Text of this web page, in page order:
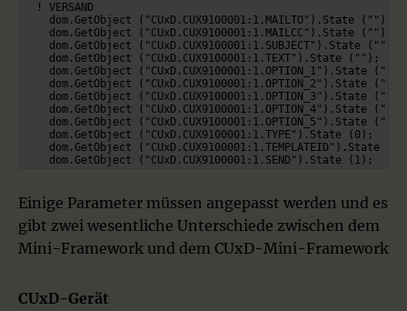
  ! VERSAND
    dom.GetObject ("CUxD.CUX9100001:1.MAILTO").State ("");
    dom.GetObject ("CUxD.CUX9100001:1.MAILCC").State ("");
    dom.GetObject ("CUxD.CUX9100001:1.SUBJECT").State ("");
    dom.GetObject ("CUxD.CUX9100001:1.TEXT").State ("");
    dom.GetObject ("CUxD.CUX9100001:1.OPTION_1").State ("");
    dom.GetObject ("CUxD.CUX9100001:1.OPTION_2").State ("");
    dom.GetObject ("CUxD.CUX9100001:1.OPTION_3").State ("");
    dom.GetObject ("CUxD.CUX9100001:1.OPTION_4").State ("");
    dom.GetObject ("CUxD.CUX9100001:1.OPTION_5").State ("");
    dom.GetObject ("CUxD.CUX9100001:1.TYPE").State (0);
dom.GetObject ("CUxD.CUX9100001:1.TEMPLATEID").State
    dom.GetObject ("CUxD.CUX9100001:1.SEND").State (1);
}
Einige Parameter müssen angepasst werden und es
gibt zwei wesentliche Unterschiede zwischen dem
Mini-Framework und dem CUxD-Mini-Framework
CUxD-Gerät